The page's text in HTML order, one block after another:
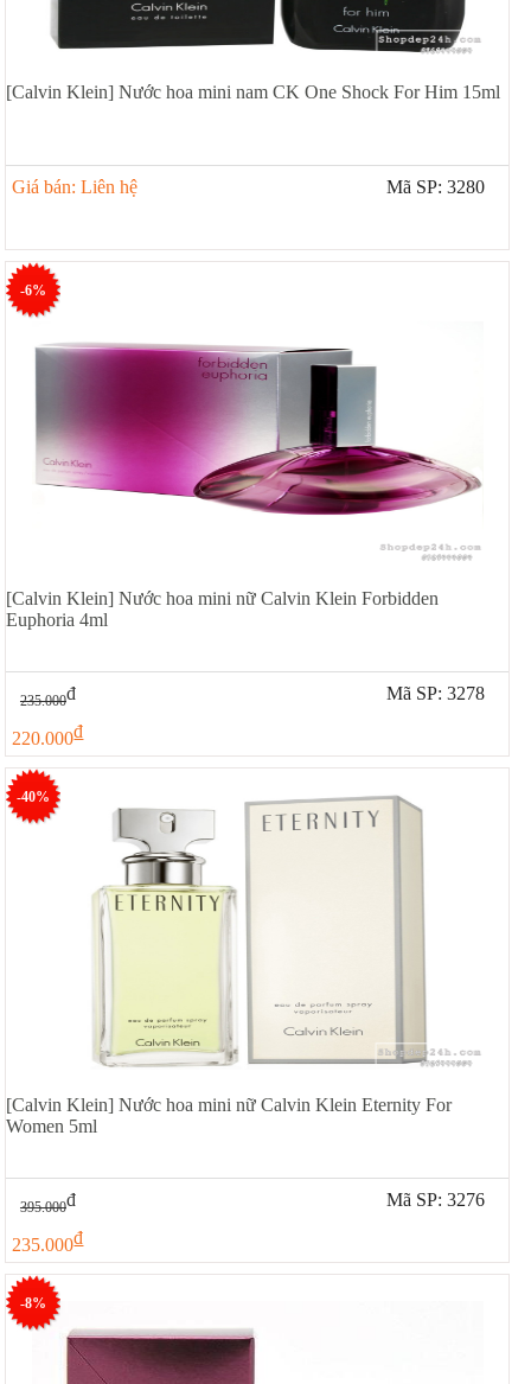
Xịt khoáng
Nước hoa hồng | Toner
Kit | Samples các loại
[Calvin Klein] Nước hoa mini nam CK One Shock For Him 15ml
Giá bán: Liên hệ Mã SP: 3280
-6%
[Calvin Klein] Nước hoa mini nữ Calvin Klein Forbidden
Euphoria 4ml
235.000đ
220.000đ
Mã SP: 3278
-40%
[Calvin Klein] Nước hoa mini nữ Calvin Klein Eternity For
Women 5ml
395.000đ
235.000đ
Mã SP: 3276
-8%